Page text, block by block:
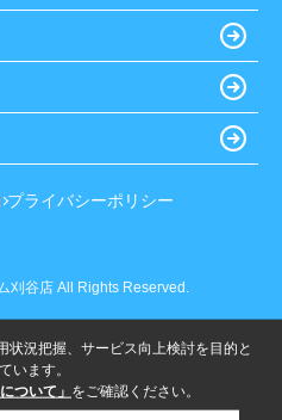
プライバシーポリシー
刈谷店 All Rights Reserved.
状況把握、サービス向上検討を目的と
います。
ついて」 をご確認ください。